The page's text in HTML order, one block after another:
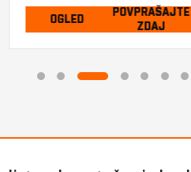
OGLED
POVPRAŠAJTE
ZDAJ